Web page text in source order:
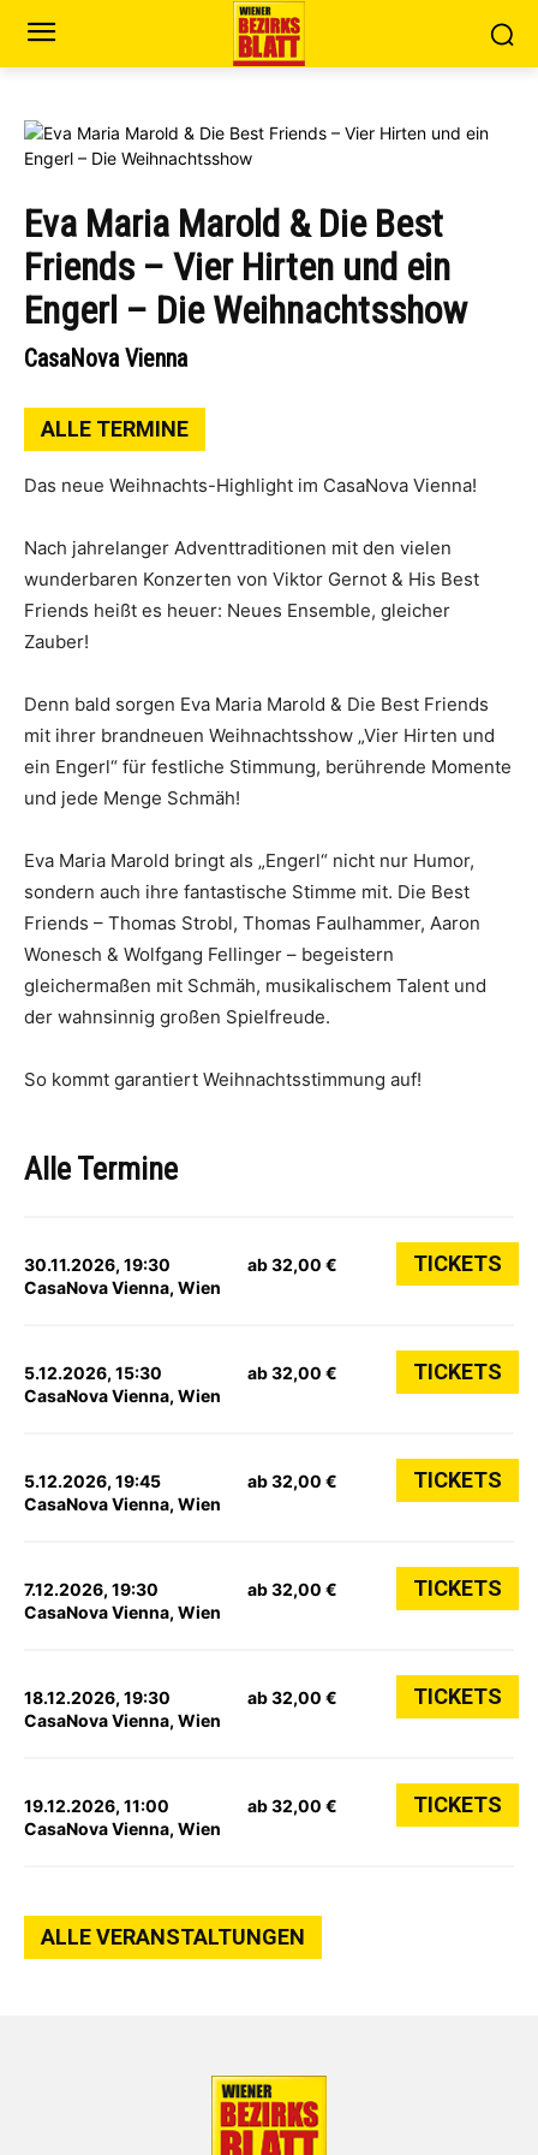
Eva Maria Marold & Die Best
Friends – Vier Hirten und ein
Engerl – Die Weihnachtsshow
CasaNova Vienna
ALLE TERMINE
Das neue Weihnachts-Highlight im CasaNova Vienna!
Nach jahrelanger Adventtraditionen mit den vielen
wunderbaren Konzerten von Viktor Gernot & His Best
Friends heißt es heuer: Neues Ensemble, gleicher
Zauber!
Denn bald sorgen Eva Maria Marold & Die Best Friends
mit ihrer brandneuen Weihnachtsshow „Vier Hirten und
ein Engerl“ für festliche Stimmung, berührende Momente
und jede Menge Schmäh!
Eva Maria Marold bringt als „Engerl“ nicht nur Humor,
sondern auch ihre fantastische Stimme mit. Die Best
Friends – Thomas Strobl, Thomas Faulhammer, Aaron
Wonesch & Wolfgang Fellinger – begeistern
gleichermaßen mit Schmäh, musikalischem Talent und
der wahnsinnig großen Spielfreude.
So kommt garantiert Weihnachtsstimmung auf!
Alle Termine
30.11.2026, 19:30
CasaNova Vienna, Wien
ab 32,00 € TICKETS
5.12.2026, 15:30
CasaNova Vienna, Wien
ab 32,00 € TICKETS
5.12.2026, 19:45
CasaNova Vienna, Wien
ab 32,00 € TICKETS
7.12.2026, 19:30
CasaNova Vienna, Wien
ab 32,00 € TICKETS
18.12.2026, 19:30
CasaNova Vienna, Wien
ab 32,00 € TICKETS
19.12.2026, 11:00
CasaNova Vienna, Wien
ab 32,00 € TICKETS
ALLE VERANSTALTUNGEN